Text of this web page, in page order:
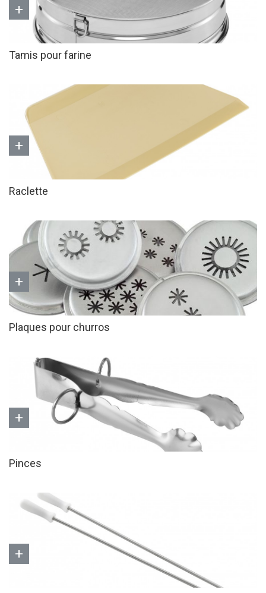
+
Tamis pour farine
+
Raclette
+
Plaques pour churros
+
Pinces
+